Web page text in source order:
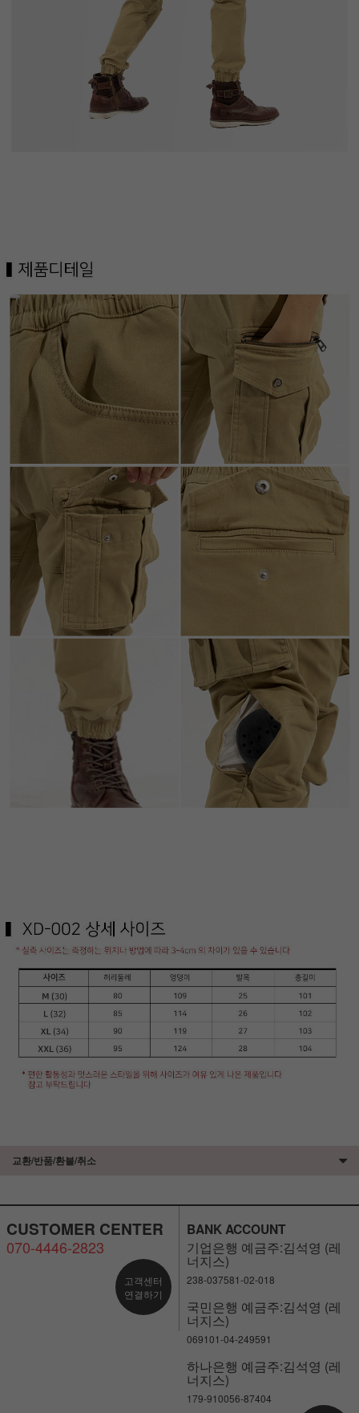
교환/반품/환불/취소
CUSTOMER CENTER
070-4446-2823
고객센터
연결하기
BANK ACCOUNT
기업은행 예금주:김석영 (레
너지스)
238-037581-02-018
국민은행 예금주:김석영 (레
너지스)
069101-04-249591
하나은행 예금주:김석영 (레
너지스)
179-910056-87404